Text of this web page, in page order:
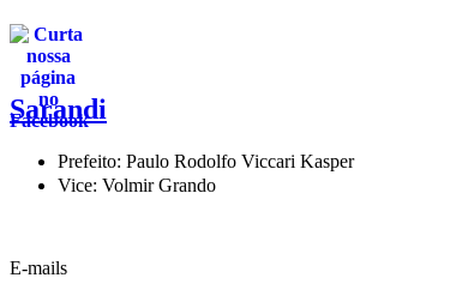
Sarandi
Prefeito: Paulo Rodolfo Viccari Kasper
Vice: Volmir Grando
E-mails